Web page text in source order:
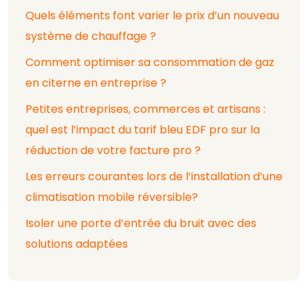
Quels éléments font varier le prix d’un nouveau
système de chauffage ?
Comment optimiser sa consommation de gaz
en citerne en entreprise ?
Petites entreprises, commerces et artisans :
quel est l’impact du tarif bleu EDF pro sur la
réduction de votre facture pro ?
Les erreurs courantes lors de l’installation d’une
climatisation mobile réversible?
Isoler une porte d’entrée du bruit avec des
solutions adaptées